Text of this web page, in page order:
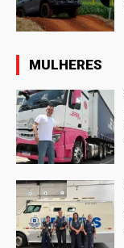
MULHERES